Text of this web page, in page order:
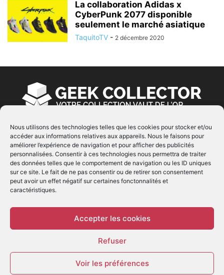
Nous utilisons des technologies telles que les cookies pour stocker et/ou
accéder aux informations relatives aux appareils. Nous le faisons pour
améliorer l’expérience de navigation et pour afficher des publicités
personnalisées. Consentir à ces technologies nous permettra de traiter
des données telles que le comportement de navigation ou les ID uniques
sur ce site. Le fait de ne pas consentir ou de retirer son consentement
peut avoir un effet négatif sur certaines fonctonnalités et
caractéristiques.
Accepter les cookies
Refuser
Voir les préférences
La collaboration Adidas x
CyberPunk 2077 disponible
seulement le marché asiatique
TaquitoTV - 2 décembre 2020
À PROPOS
© Copyright 2022 | Produit parEIMAI| Tous Droits
Réservés